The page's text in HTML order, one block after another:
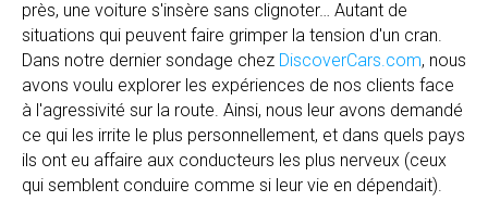
près, une voiture s'insère sans clignoter… Autant de
situations qui peuvent faire grimper la tension d'un cran.
Dans notre dernier sondage chez DiscoverCars.com, nous
avons voulu explorer les expériences de nos clients face
à l'agressivité sur la route. Ainsi, nous leur avons demandé
ce qui les irrite le plus personnellement, et dans quels pays
ils ont eu affaire aux conducteurs les plus nerveux (ceux
qui semblent conduire comme si leur vie en dépendait).